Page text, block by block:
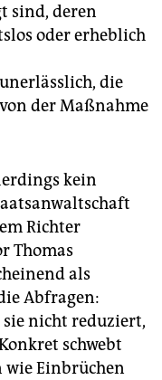
sind, deren
oder erheblich
die
der Maßnahme
kein
Richter
Thomas
als
Abfragen:
nicht reduziert,
schwebt
wie Einbrüchen